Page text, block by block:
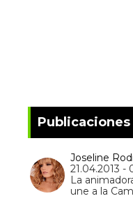
Publicaciones
Joseline
21.04.2013
La
une a la